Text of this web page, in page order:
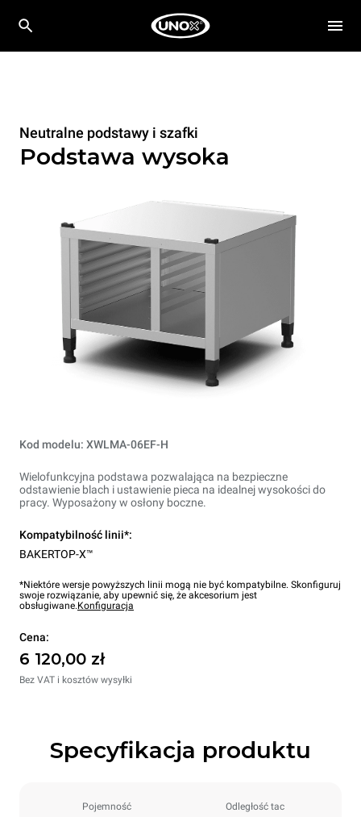
Neutralne podstawy i szafki
Podstawa wysoka
Kod modelu: XWLMA-06EF-H
Wielofunkcyjna podstawa pozwalająca na bezpieczne
odstawienie blach i ustawienie pieca na idealnej wysokości do
pracy. Wyposażony w osłony boczne.
Kompatybilność linii*:
BAKERTOP-X™
*Niektóre wersje powyższych linii mogą nie być kompatybilne. Skonfiguruj
swoje rozwiązanie, aby upewnić się, że akcesorium jest
obsługiwane.Konfiguracja
Cena:
6 120,00 zł
Bez VAT i kosztów wysyłki
Specyfikacja produktu
Pojemność Odległość tac